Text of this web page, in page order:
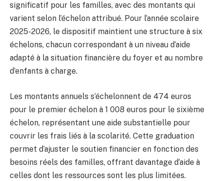
significatif pour les familles, avec des montants qui
varient selon l’échelon attribué. Pour l’année scolaire
2025-2026, le dispositif maintient une structure à six
échelons, chacun correspondant à un niveau d’aide
adapté à la situation financière du foyer et au nombre
d’enfants à charge.
Les montants annuels s’échelonnent de 474 euros
pour le premier échelon à 1 008 euros pour le sixième
échelon, représentant une aide substantielle pour
couvrir les frais liés à la scolarité. Cette graduation
permet d’ajuster le soutien financier en fonction des
besoins réels des familles, offrant davantage d’aide à
celles dont les ressources sont les plus limitées.